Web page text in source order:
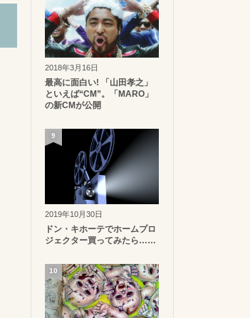
2018年3月16日
最高に面白い! 「山田孝之」
といえば“CM”。「MARO」
の新CMが公開
2019年10月30日
ドン・キホーテでホームプロ
ジェクター買ってみたら……
9
10